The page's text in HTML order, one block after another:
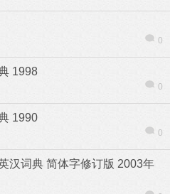
0
1998
0
1990
0
汉词典 简体字修订版 2003年